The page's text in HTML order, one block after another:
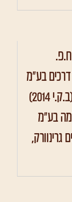
דרכים בע"מ
ח.פ. 513094219, ברגר קינג ישראל (ב.ק.י 2014)
גורמה בע"מ
גרינוורק,